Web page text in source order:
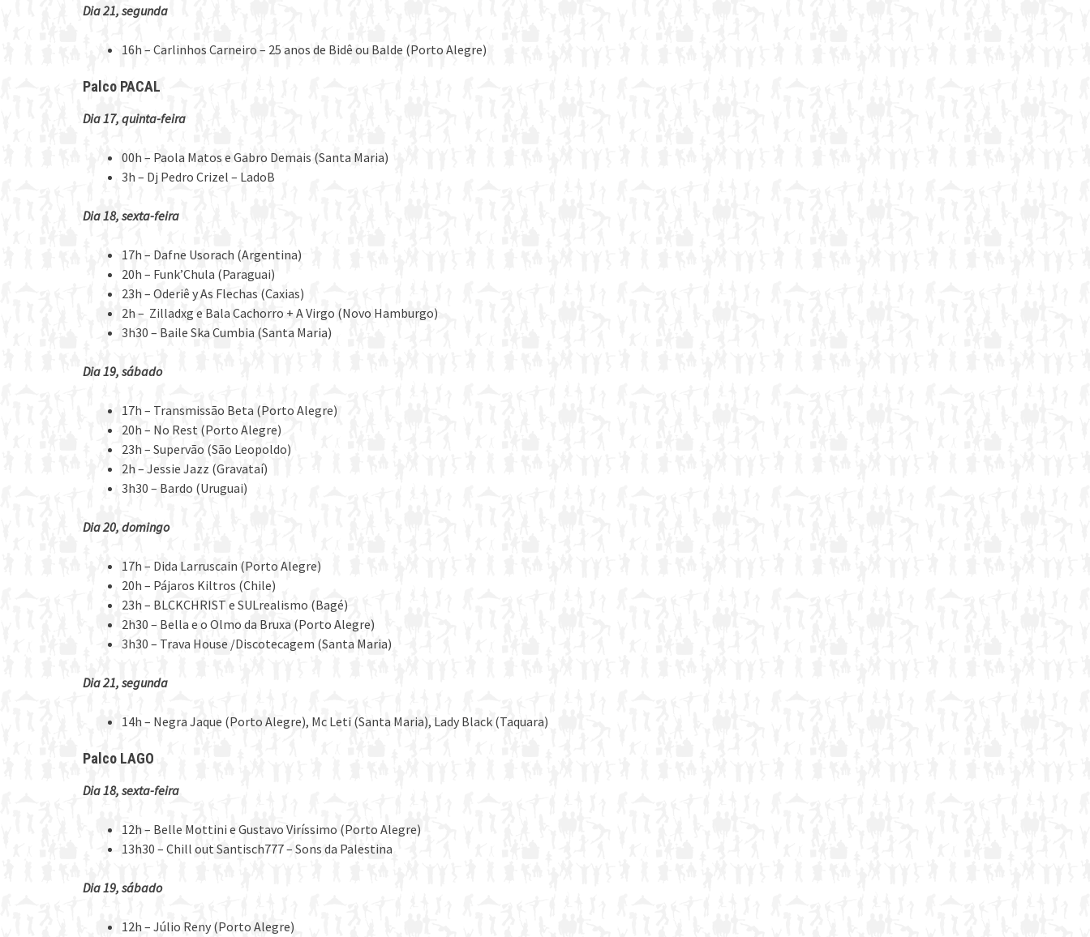
Dia 21, segunda
16h – Carlinhos Carneiro – 25 anos de Bidê ou Balde (Porto Alegre)
Palco PACAL
Dia 17, quinta-feira
00h – Paola Matos e Gabro Demais (Santa Maria)
3h – Dj Pedro Crizel – LadoB
Dia 18, sexta-feira
17h – Dafne Usorach (Argentina)
20h – Funk’Chula (Paraguai)
23h – Oderiê y As Flechas (Caxias)
2h – Zilladxg e Bala Cachorro + A Virgo (Novo Hamburgo)
3h30 – Baile Ska Cumbia (Santa Maria)
Dia 19, sábado
17h – Transmissão Beta (Porto Alegre)
20h – No Rest (Porto Alegre)
23h – Supervão (São Leopoldo)
2h – Jessie Jazz (Gravataí)
3h30 – Bardo (Uruguai)
Dia 20, domingo
17h – Dida Larruscain (Porto Alegre)
20h – Pájaros Kiltros (Chile)
23h – BLCKCHRIST e SULrealismo (Bagé)
2h30 – Bella e o Olmo da Bruxa (Porto Alegre)
3h30 – Trava House /Discotecagem (Santa Maria)
Dia 21, segunda
14h – Negra Jaque (Porto Alegre), Mc Leti (Santa Maria), Lady Black (Taquara)
Palco LAGO
Dia 18, sexta-feira
12h – Belle Mottini e Gustavo Viríssimo (Porto Alegre)
13h30 – Chill out Santisch777 – Sons da Palestina
Dia 19, sábado
12h – Júlio Reny (Porto Alegre)